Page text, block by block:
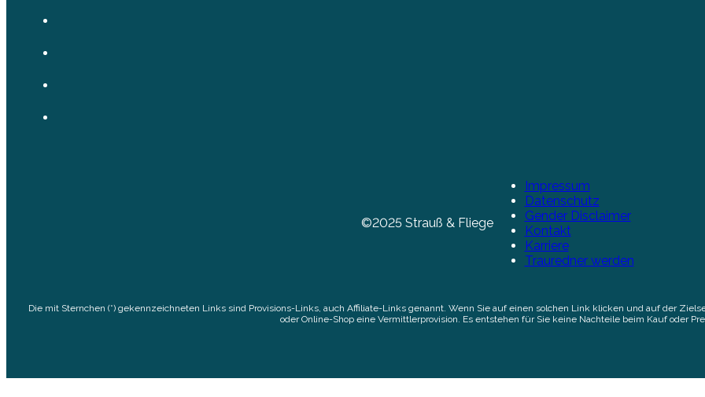
©2025 Strauß & Fliege
Impressum
Datenschutz
Gender Disclaimer
Kontakt
Karriere
Trauredner werden
Die mit Sternchen (*) gekennzeichneten Links sind Provisions-Links, auch Affiliate-Links genannt. Wenn Sie auf einen solchen Link klicken und auf der
oder Online-Shop eine Vermittlerprovision. Es entstehen für Sie keine Nachteile beim Kauf oder